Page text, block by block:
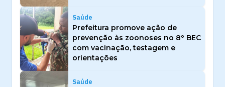
Saúde
Prefeitura promove ação de
prevenção às zoonoses no 8º BEC
com vacinação, testagem e
orientações
Saúde